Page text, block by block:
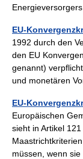
EU-
1992 durch den
den EU
genannt)
und monetären
EU-
Europäischen
sieht in Artikel
müssen, wenn